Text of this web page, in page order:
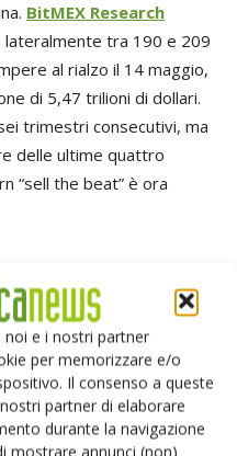
noi e i nostri partner
per memorizzare e/o
Il consenso a queste
partner di elaborare
durante la navigazione
mostrare annunci (non)
BitMEX Research
tra 190 e 209
al rialzo il 14 maggio,
di 5,47 trilioni di dollari.
trimestri consecutivi, ma
delle ultime quattro
“sell the beat” è ora
— con Goldman
number vicino a 90
lordo non‑GAAP
un dato sotto il 73 per
Blackwell scala; e
HeyGo Trade e S&P